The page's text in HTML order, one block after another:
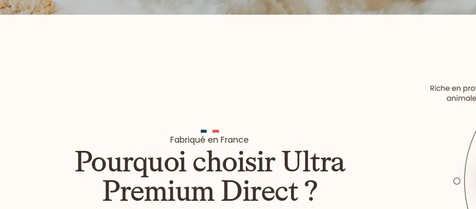
Fabriqué en France
Pourquoi choisir Ultra
Premium Direct ?